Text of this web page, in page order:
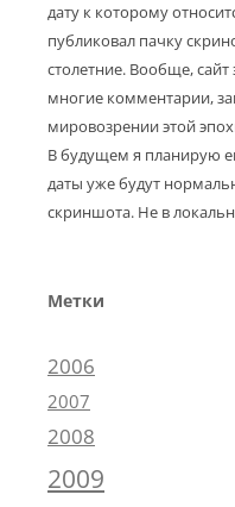
дату к которому
публиковал пачку
столетние. Вообще, сайт
многие комментарии,
мировозрении этой
В будущем я планирую
даты уже будут
скриншота. Не в
Метки
2006
2007
2008
2009